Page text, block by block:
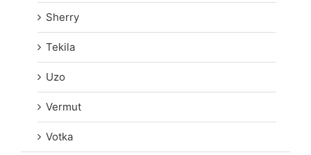
Sherry
Tekila
Uzo
Vermut
Votka